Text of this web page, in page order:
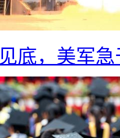
底，美军